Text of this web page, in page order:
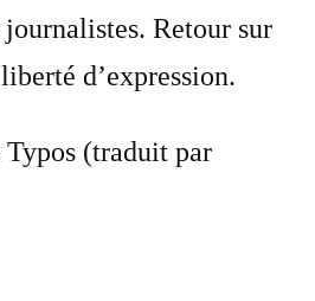
Retour sur
d’expression.
(traduit par